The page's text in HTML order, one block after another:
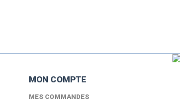
MON COMPTE
MES COMMANDES